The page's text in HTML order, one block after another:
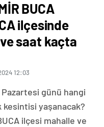
BUCA
ilçesinde
saat kaçta
12:03
Pazartesi günü hangi
yaşanacak?
ilçesi mahalle ve